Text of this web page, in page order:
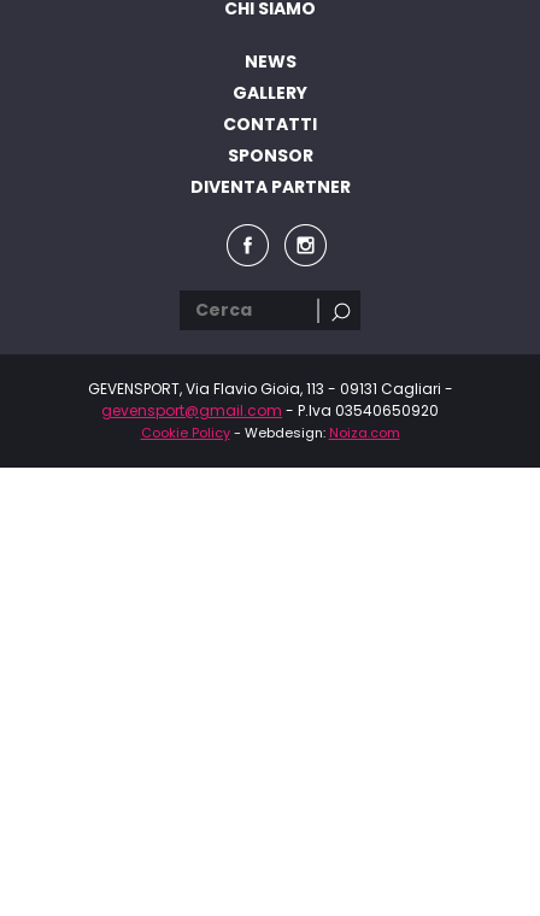
CHI SIAMO
NEWS
GALLERY
CONTATTI
SPONSOR
DIVENTA PARTNER
GEVENSPORT, Via Flavio Gioia, 113 - 09131 Cagliari -
gevensport@gmail.com - P.Iva 03540650920
Cookie Policy- Webdesign: Noiza.com